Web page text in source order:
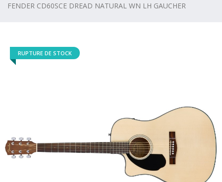
FENDER CD60SCE DREAD NATURAL WN LH GAUCHER
RUPTURE DE STOCK